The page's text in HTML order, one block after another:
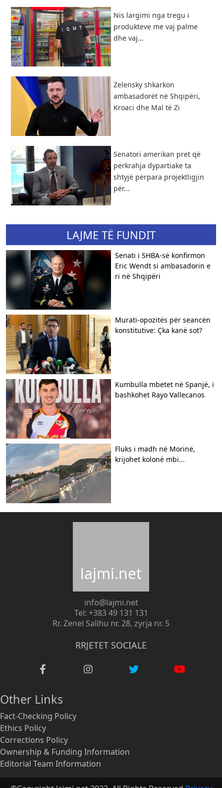
Nis largimi nga tregu i
produkteve me vaj palme
dhe vaj...
Zelensky shkarkon
ambasadorët në Shqipëri,
Kroaci dhe Mal të Zi
Senatori amerikan pret që
përkrahja dypartiake ta
shtyjë përpara projektligjin
për...
LAJME TË FUNDIT
Senati i SHBA-së konfirmon
Eric Wendt si ambasadorin e
ri në Shqipëri
​Murati-opozitës për seancën
konstitutive: Çka kanë sot?
Kumbulla mbetet në Spanjë, i
bashkohet Rayo Vallecanos
Fluks i madh në Morinë,
krijohet kolonë mbi...
lajmi.net
info@lajmi.net
Tel: +383 49 131 131
Rr. Zenel Salihu nr. 28, zyrja nr. 5
RRJETET SOCIALE
Other Links
Fact-Checking Policy
Ethics Policy
Corrections Policy
Ownership & Funding Information
Editorial Team Information